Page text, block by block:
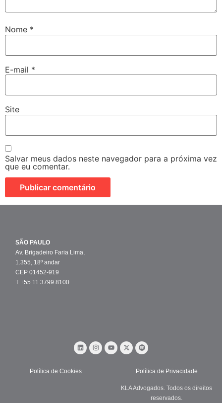
Nome *
E-mail *
Site
Salvar meus dados neste navegador para a próxima vez
que eu comentar.
SÃO PAULO
Av. Brigadeiro Faria Lima,
1.355, 18º andar
CEP 01452-919
T +55 11 3799 8100
Política de Cookies Política de Privacidade
KLA Advogados. Todos os direitos
reservados.